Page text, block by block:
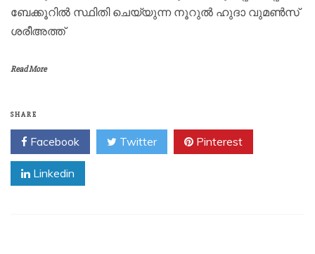
ബേക്കൂറിൽ സ്ഥിതി ചെയ്യുന്ന നൂറുൽ ഹുദാ വുമൺസ്
ശരീഅത്ത്
Read More
SHARE
Facebook Twitter Pinterest
Linkedin